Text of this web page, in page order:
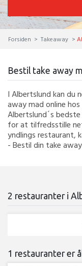
Forsiden Takeaway
Bestil take away
I Albertslund kan du
away mad online
Albertslund´s
for at tilfredsstille
yndlings restaurant,
- Bestil din take
2 restauranter i
1 restauranter er